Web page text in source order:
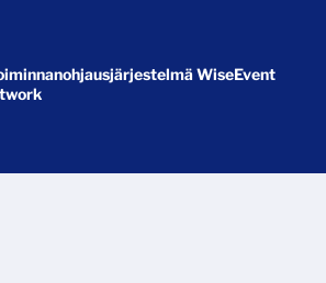
WiseEvent